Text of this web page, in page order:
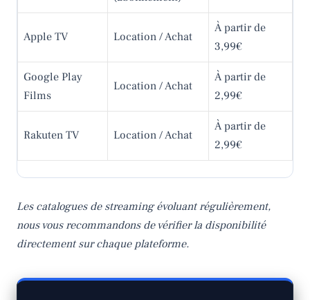
Apple TV Location / Achat
À partir de
3,99€
Google Play
Films
Location / Achat
À partir de
2,99€
Rakuten TV Location / Achat
À partir de
2,99€
Les catalogues de streaming évoluant régulièrement,
nous vous recommandons de vérifier la disponibilité
directement sur chaque plateforme.